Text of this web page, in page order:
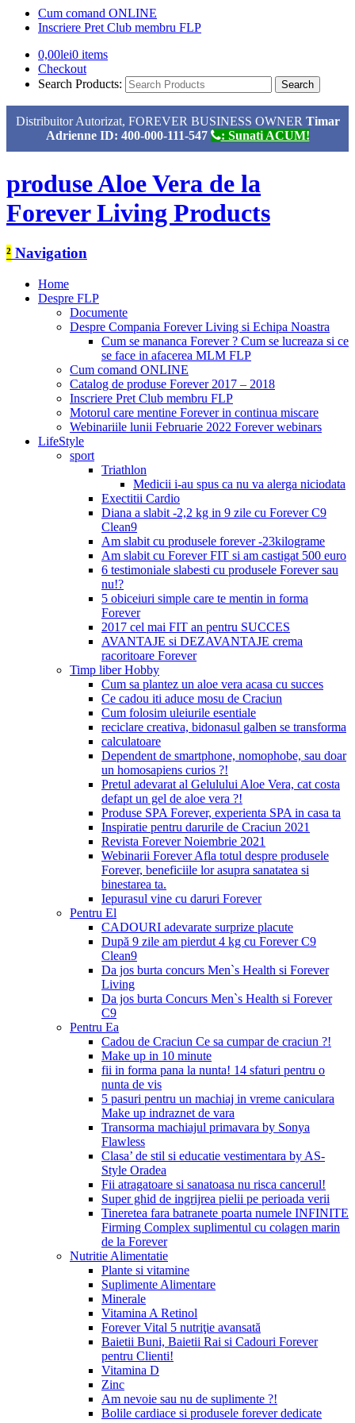
Cum comand ONLINE
Inscriere Pret Club membru FLP
0,00lei0 items
Checkout
Search Products:
Distribuitor Autorizat, FOREVER BUSINESS OWNER Timar
Adrienne ID: 400-000-111-547
: Sunati ACUM!
produse Aloe Vera de la
Forever Living Products
² Navigation
Home
Despre FLP
Documente
Despre Compania Forever Living si Echipa Noastra
Cum se mananca Forever ? Cum se lucreaza si ce
se face in afacerea MLM FLP
Cum comand ONLINE
Catalog de produse Forever 2017 – 2018
Inscriere Pret Club membru FLP
Motorul care mentine Forever in continua miscare
Webinariile lunii Februarie 2022 Forever webinars
LifeStyle
sport
Triathlon
Medicii i-au spus ca nu va alerga niciodata
Exectitii Cardio
Diana a slabit -2,2 kg in 9 zile cu Forever C9
Clean9
Am slabit cu produsele forever -23kilograme
Am slabit cu Forever FIT si am castigat 500 euro
6 testimoniale slabesti cu produsele Forever sau
nu!?
5 obiceiuri simple care te mentin in forma
Forever
2017 cel mai FIT an pentru SUCCES
AVANTAJE si DEZAVANTAJE crema
racoritoare Forever
Timp liber Hobby
Cum sa plantez un aloe vera acasa cu succes
Ce cadou iti aduce mosu de Craciun
Cum folosim uleiurile esentiale
reciclare creativa, bidonasul galben se transforma
calculatoare
Dependent de smartphone, nomophobe, sau doar
un homosapiens curios ?!
Pretul adevarat al Gelulului Aloe Vera, cat costa
defapt un gel de aloe vera ?!
Produse SPA Forever, experienta SPA in casa ta
Inspiratie pentru darurile de Craciun 2021
Revista Forever Noiembrie 2021
Webinarii Forever Afla totul despre produsele
Forever, beneficiile lor asupra sanatatea si
binestarea ta.
Iepurasul vine cu daruri Forever
Pentru El
CADOURI adevarate surprize placute
După 9 zile am pierdut 4 kg cu Forever C9
Clean9
Da jos burta concurs Men`s Health si Forever
Living
Da jos burta Concurs Men`s Health si Forever
C9
Pentru Ea
Cadou de Craciun Ce sa cumpar de craciun ?!
Make up in 10 minute
fii in forma pana la nunta! 14 sfaturi pentru o
nunta de vis
5 pasuri pentru un machiaj in vreme caniculara
Make up indraznet de vara
Transorma machiajul primavara by Sonya
Flawless
Clasa’ de stil si educatie vestimentara by AS-
Style Oradea
Fii atragatoare si sanatoasa nu risca cancerul!
Super ghid de ingrijrea pielii pe perioada verii
Tineretea fara batranete poarta numele INFINITE
Firming Complex suplimentul cu colagen marin
de la Forever
Nutritie Alimentatie
Plante si vitamine
Suplimente Alimentare
Minerale
Vitamina A Retinol
Forever Vital 5 nutriţie avansată
Baietii Buni, Baietii Rai si Cadouri Forever
pentru Clienti!
Vitamina D
Zinc
Am nevoie sau nu de suplimente ?!
Bolile cardiace si produsele forever dedicate